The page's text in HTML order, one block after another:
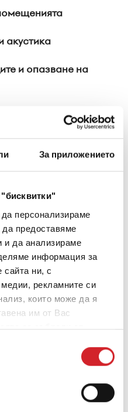
За приложението
да персонализираме
предоставяме
и да анализираме
информация за
сайта ни, с
рекламните си
които може да я
им от Вас
са събрали от
акустика
и опазване на
няма
че се
устойчивите
продукта
фин акрилен
формата на прах)